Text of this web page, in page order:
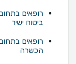
רופאים
ביטוח ישיר
רופאים
הכשרה